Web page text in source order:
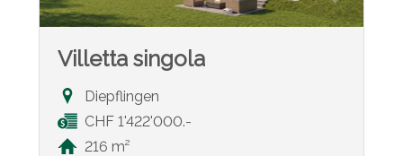
Villetta singola
Diepflingen
CHF 1'422'000.-
216 m²